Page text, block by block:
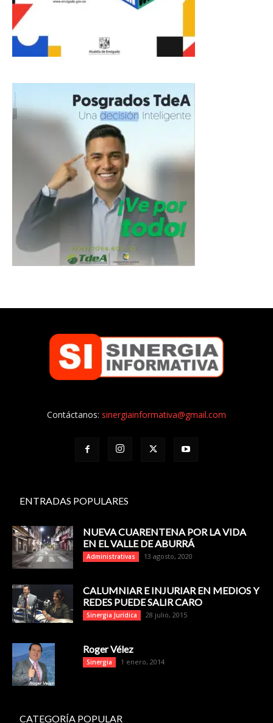
Contáctanos: sinergiainformativa@gmail.com
ENTRADAS POPULARES
NUEVA CUARENTENA POR LA VIDA
EN EL VALLE DE ABURRÁ
Administrativas 13 agosto, 2020
CALUMNIAR E INJURIAR EN MEDIOS Y
REDES PUEDE SALIR CARO
Sinergia Jurídica 28 julio, 2015
Roger Vélez
Sinergia 1 enero, 2014
CATEGORÍA POPULAR